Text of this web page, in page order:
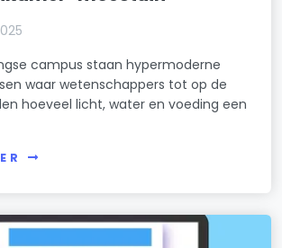
campus staan hypermoderne
waar wetenschappers tot op de
hoeveel licht, water en voeding een